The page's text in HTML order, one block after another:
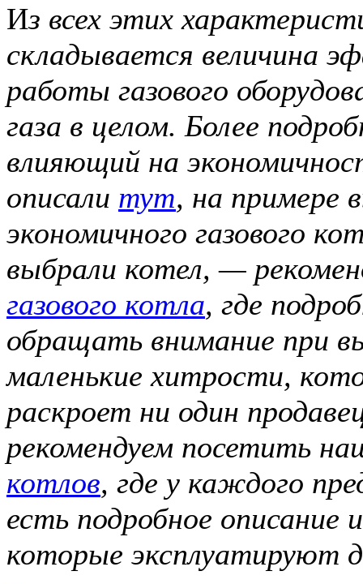
Из всех этих
складывается величина
работы газового
газа в целом. Более
влияющий на
описали тут, на примере
экономичного газового
выбрали котел, —
газового котла, где
обращать внимание при
маленькие хитрости,
раскроет ни один
рекомендуем посетить
котлов, где у каждого
есть подробное
которые эксплуатируют